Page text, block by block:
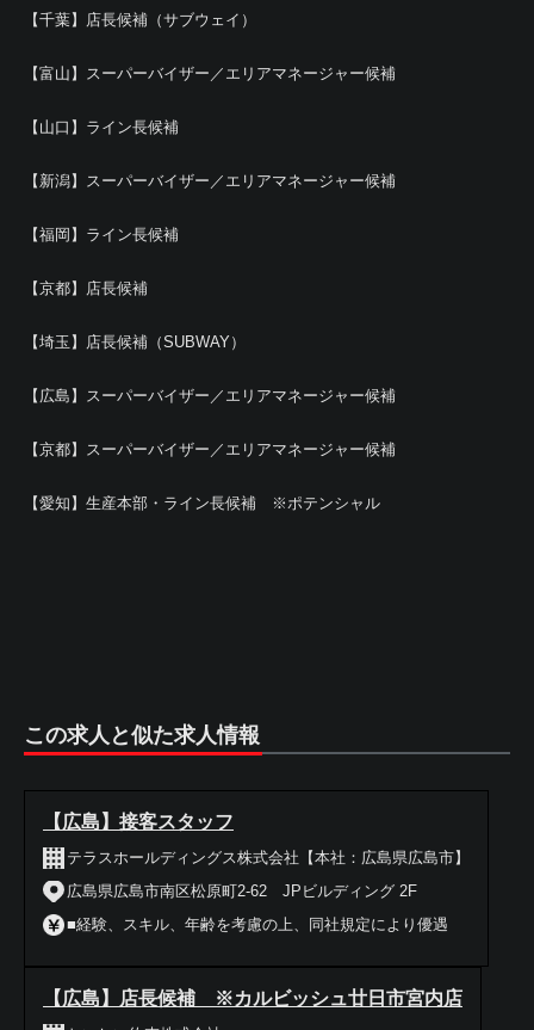
【千葉】店長候補（サブウェイ）
【富山】スーパーバイザー／エリアマネージャー候補
【山口】ライン長候補
【新潟】スーパーバイザー／エリアマネージャー候補
【福岡】ライン長候補
【京都】店長候補
【埼玉】店長候補（SUBWAY）
【広島】スーパーバイザー／エリアマネージャー候補
【京都】スーパーバイザー／エリアマネージャー候補
【愛知】生産本部・ライン長候補 ※ポテンシャル
この求人と似た求人情報
【広島】接客スタッフ
テラスホールディングス株式会社【本社：広島県広島市】
広島県広島市南区松原町2-62 JPビルディング 2F
■経験、スキル、年齢を考慮の上、同社規定により優遇
【広島】店長候補 ※カルビッシュ廿日市宮内店